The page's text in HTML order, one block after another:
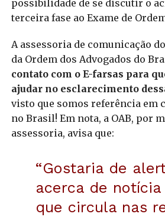
possibilidade de se discutir o
terceira fase ao Exame de
A assessoria de comunicação
da Ordem dos Advogados do
contato com o E-farsas para
ajudar no esclarecimento
visto que somos referência em
no Brasil! Em nota, a OAB, por
assessoria, avisa que:
“Gostaria de
acerca de
que circula nas